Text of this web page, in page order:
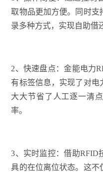
取物品更加方便。同时支
录多种方式，实现自助借
2、快速盘点：金能电力
有标签信息，实现了对电
大大节省了人工逐一清
率。
3、实时监控：借助RFID
具的在位离位状态。这不